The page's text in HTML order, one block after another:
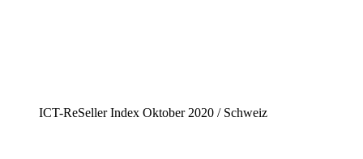
ICT-ReSeller Index Oktober 2020 / Schweiz